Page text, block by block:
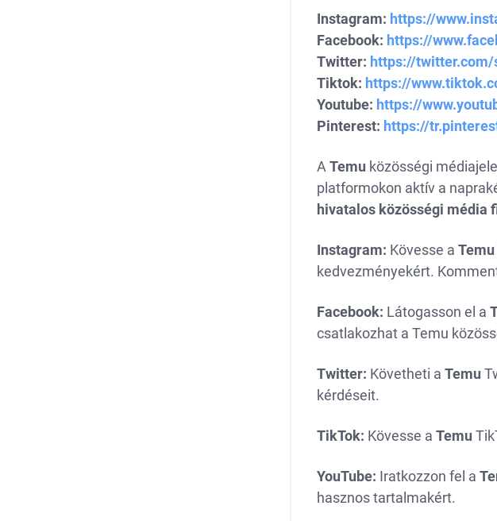
Instagram: https://
Facebook: https://
Twitter: https://twitter.com/
Tiktok: https://
Youtube: https://
Pinterest: https://
A Temu közösségi
platformokon aktív a
hivatalos közösségi média
Instagram: Kövesse a Temu
kedvezményekért.
Facebook: Látogasson el a
csatlakozhat a Temu
Twitter: Követheti a Temu
kérdéseit.
TikTok: Kövesse a Temu
YouTube: Iratkozzon fel a
hasznos tartalmakért.